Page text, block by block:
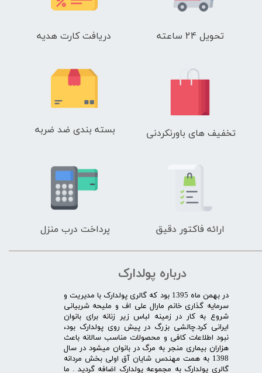
تحویل 24 ساعته دریافت کارت هدیه
تخفیف های باورنکردنی بسته بندی ضد ضربه
ارائه فاکتور دقیق پرداخت درب منزل
درباره پولدارک
در بهمن ماه 1395 بود که گالری پولدارک با مدیریت و
سرمایه گذاری خانم مارال علی اف و ملیحه شربیانی
شروع به کار در زمینه لباس زیر زنانه برای بانوان
ایرانی کرد.چالشی بزرگ در پیش روی پولدارک بود،
نبود اطلاعات کافی و محصولات مناسب سالانه باعث
هزاران بیماری منجر به مرگ در بانوان میشود در سال
1398 به همت مهندس شایان آق اولی بخش مردانه
گالری پولدارک به مجموعه پولدارک اضافه گردید . ما